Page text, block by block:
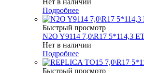
Подробнее
Быстрый просмотр
N2O Y9114 7,0\R17 5*114,3
Нет в наличии
Подробнее
Быстрый просмотр